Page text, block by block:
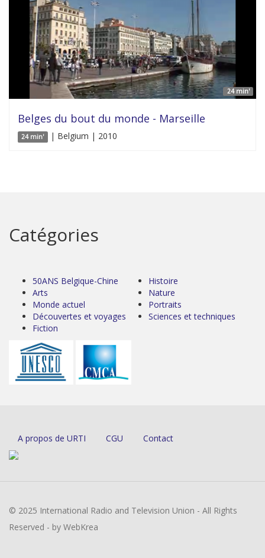
24 min'
Belges du bout du monde - Marseille
24 min' | Belgium | 2010
Catégories
50ANS Belgique-Chine
Arts
Monde actuel
Découvertes et voyages
Fiction
Histoire
Nature
Portraits
Sciences et techniques
A propos de URTI CGU Contact
© 2025 International Radio and Television Union - All Rights
Reserved - by WebKrea